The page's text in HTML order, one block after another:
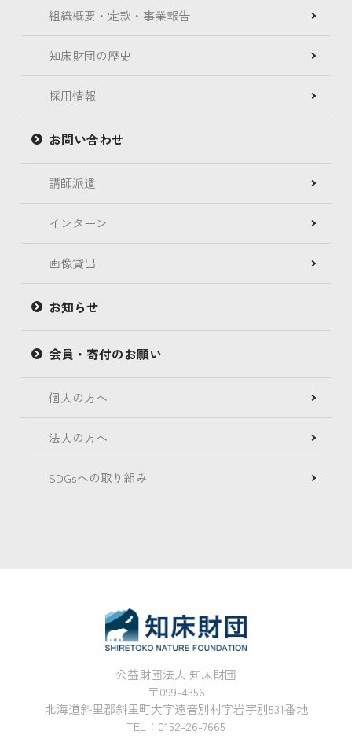
組織概要・定款・事業報告
知床財団の歴史
採用情報
お問い合わせ
講師派遣
インターン
画像貸出
お知らせ
会員・寄付のお願い
個人の方へ
法人の方へ
SDGsへの取り組み
公益財団法人 知床財団
〒099-4356
北海道斜里郡斜里町大字遠音別村字岩宇別531番地
TEL：0152-26-7665